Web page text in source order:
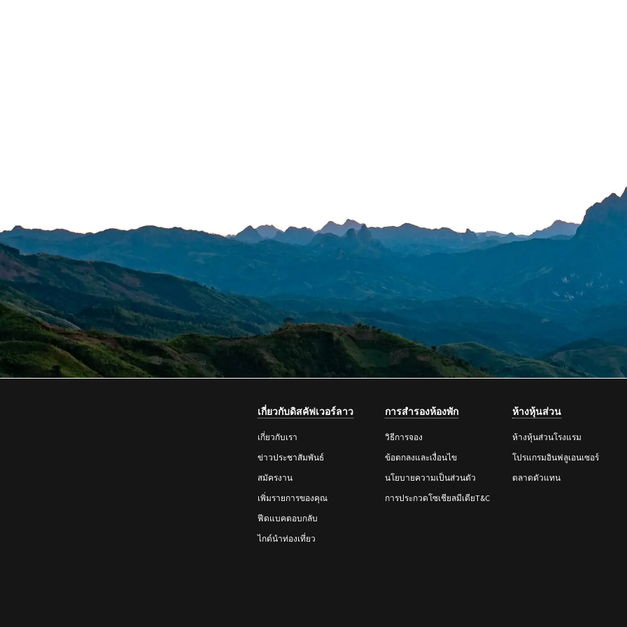
เกี่ยวกับดิสคัฟเวอร์ลาว
เกี่ยวกับเรา
ข่าวประชาสัมพันธ์
สมัครงาน
เพิ่มรายการของคุณ
ฟีดแบคตอบกลับ
ไกด์นำท่องเที่ยว
การสำรองห้องพัก
วิธีการจอง
ข้อตกลงและเงื่อนไข
นโยบายความเป็นส่วนตัว
การประกวดโซเชียลมีเดียT&C
ห้างหุ้นส่วน
ห้างหุ้นส่วนโรงแรม
โปรแกรมอินฟลูเอนเซอร์
ตลาดตัวแทน